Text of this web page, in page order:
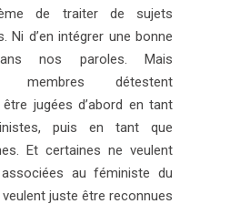
de traiter de sujets
Ni d’en intégrer une bonne
nos paroles. Mais
membres détestent
jugées d’abord en tant
puis en tant que
Et certaines ne veulent
au féministe du
juste être reconnues